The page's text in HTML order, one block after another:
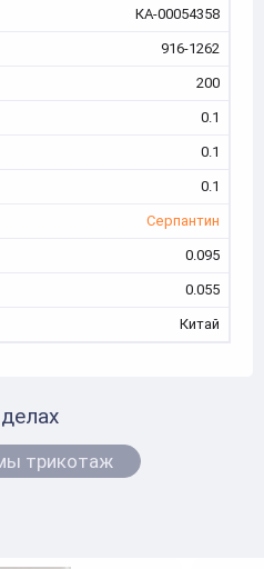
КА-00054358
916-1262
200
0.1
0.1
0.1
Серпантин
0.095
0.055
Китай
трикотаж